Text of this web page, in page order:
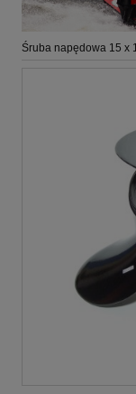
Śruba napędowa 15 x